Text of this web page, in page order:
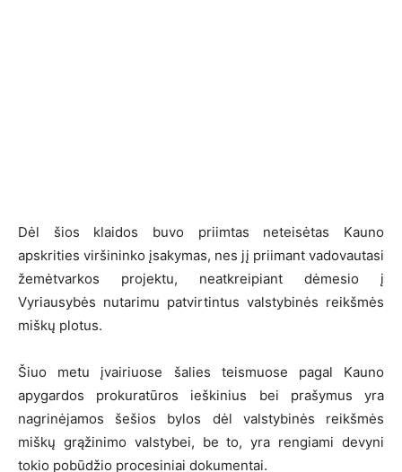
Dėl šios klaidos buvo priimtas neteisėtas Kauno
apskrities viršininko įsakymas, nes jį priimant vadovautasi
žemėtvarkos projektu, neatkreipiant dėmesio į
Vyriausybės nutarimu patvirtintus valstybinės reikšmės
miškų plotus.
Šiuo metu įvairiuose šalies teismuose pagal Kauno
apygardos prokuratūros ieškinius bei prašymus yra
nagrinėjamos šešios bylos dėl valstybinės reikšmės
miškų grąžinimo valstybei, be to, yra rengiami devyni
tokio pobūdžio procesiniai dokumentai.